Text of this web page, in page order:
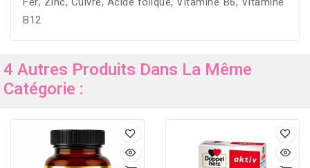
B12
4 Autres Produits Dans La Même
Catégorie :